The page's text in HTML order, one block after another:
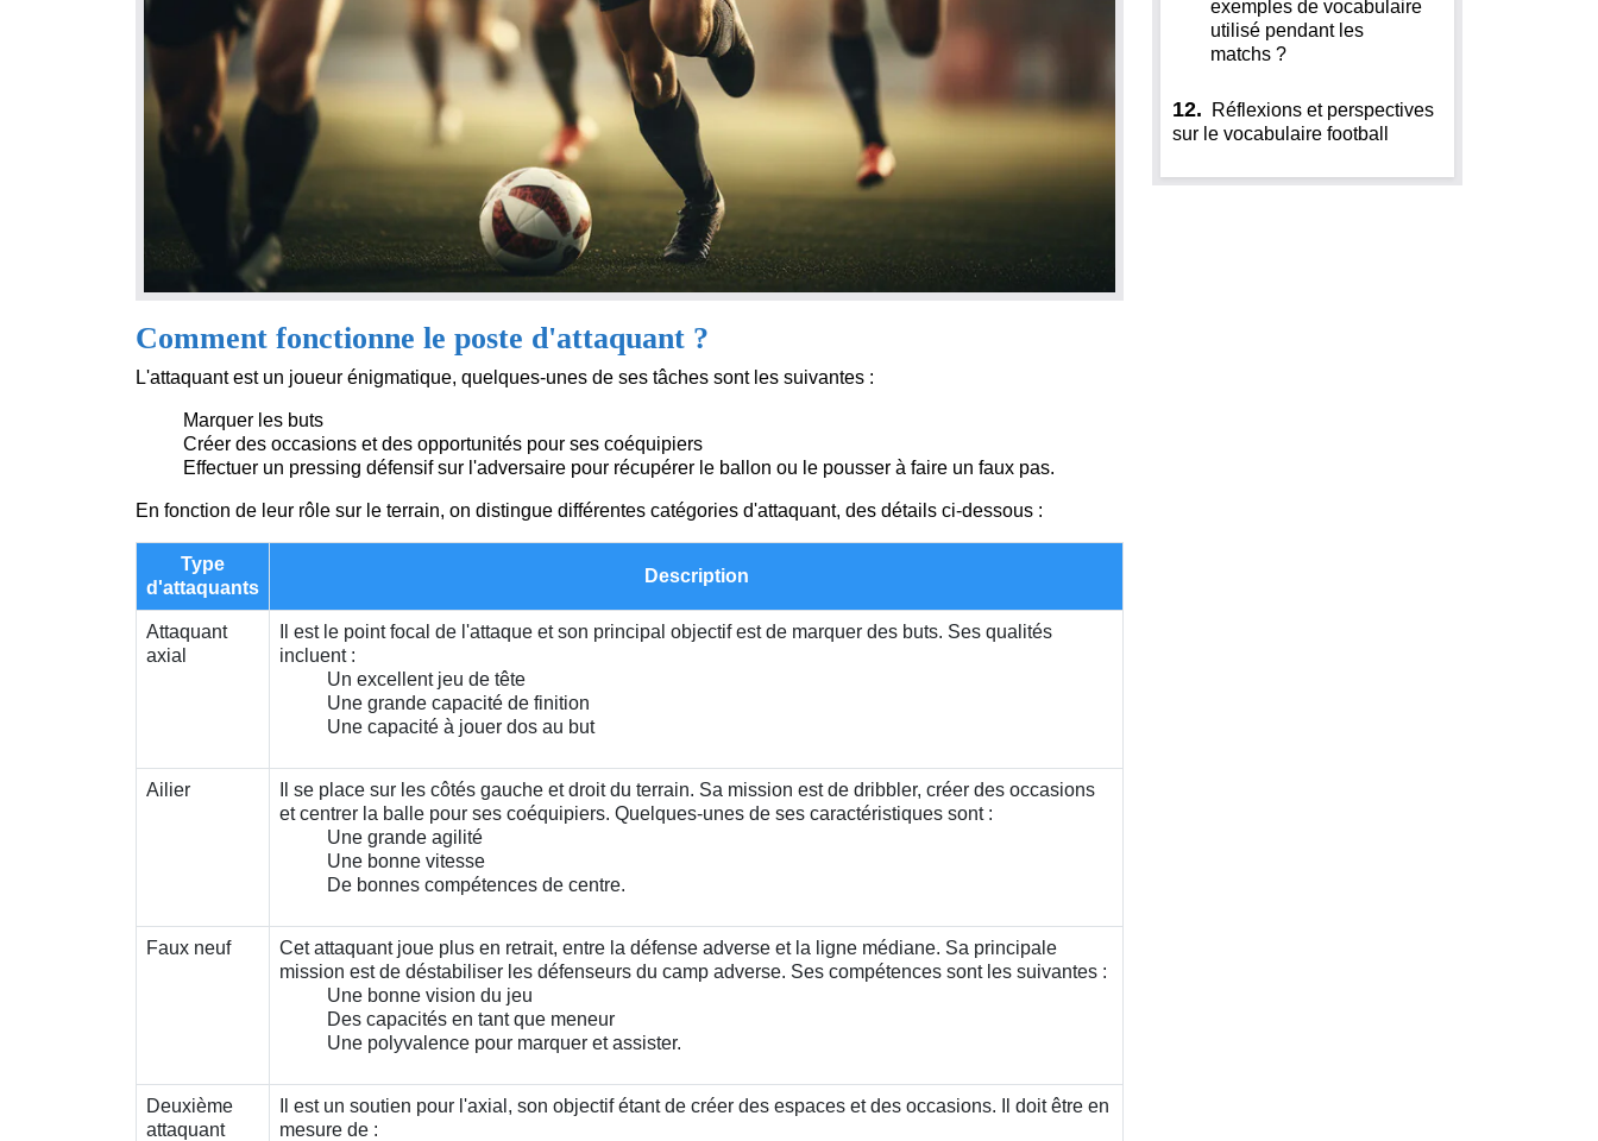
Comment fonctionne le poste d'attaquant ?
L'attaquant est un joueur énigmatique, quelques-unes de ses tâches sont les suivantes :
Marquer les buts
Créer des occasions et des opportunités pour ses coéquipiers
Effectuer un pressing défensif sur l'adversaire pour récupérer le ballon ou le pousser à faire un faux pas.
En fonction de leur rôle sur le terrain, on distingue différentes catégories d'attaquant, des détails ci-dessous :
Type
d'attaquants
Description
Attaquant
axial
Il est le point focal de l'attaque et son principal objectif est de marquer des buts. Ses qualités
incluent :
Un excellent jeu de tête
Une grande capacité de finition
Une capacité à jouer dos au but
Ailier
Il se place sur les côtés gauche et droit du terrain. Sa mission est de dribbler, créer des occasions
et centrer la balle pour ses coéquipiers. Quelques-unes de ses caractéristiques sont :
Une grande agilité
Une bonne vitesse
De bonnes compétences de centre.
Faux neuf
Cet attaquant joue plus en retrait, entre la défense adverse et la ligne médiane. Sa principale
mission est de déstabiliser les défenseurs du camp adverse. Ses compétences sont les suivantes :
Une bonne vision du jeu
Des capacités en tant que meneur
Une polyvalence pour marquer et assister.
Deuxième
attaquant
Il est un soutien pour l'axial, son objectif étant de créer des espaces et des occasions. Il doit être en
mesure de :
exemples de vocabulaire
utilisé pendant les
matchs ?
12.
Réflexions et perspectives
sur le vocabulaire football